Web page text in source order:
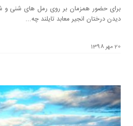
برای حضور همزمان بر روی رمل های شنی و
دیدن درختان انجیر معابد تایلند چه...
20 مهر 1398